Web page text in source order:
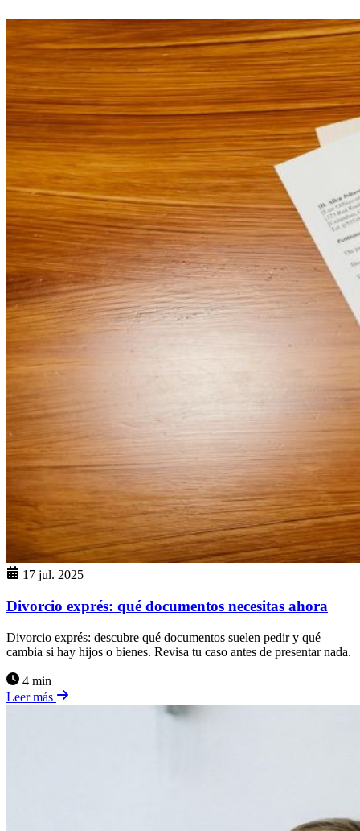
17 jul. 2025
Divorcio exprés: qué documentos necesitas ahora
Divorcio exprés: descubre qué documentos suelen pedir y qué
cambia si hay hijos o bienes. Revisa tu caso antes de presentar nada.
4 min
Leer más